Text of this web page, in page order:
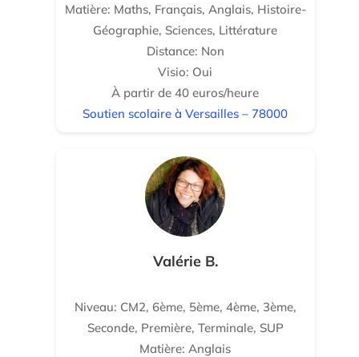
Matière: Maths, Français, Anglais, Histoire-
Géographie, Sciences, Littérature
Distance: Non
Visio: Oui
À partir de 40 euros/heure
Soutien scolaire à Versailles – 78000
Valérie B.
Niveau: CM2, 6ème, 5ème, 4ème, 3ème,
Seconde, Première, Terminale, SUP
Matière: Anglais